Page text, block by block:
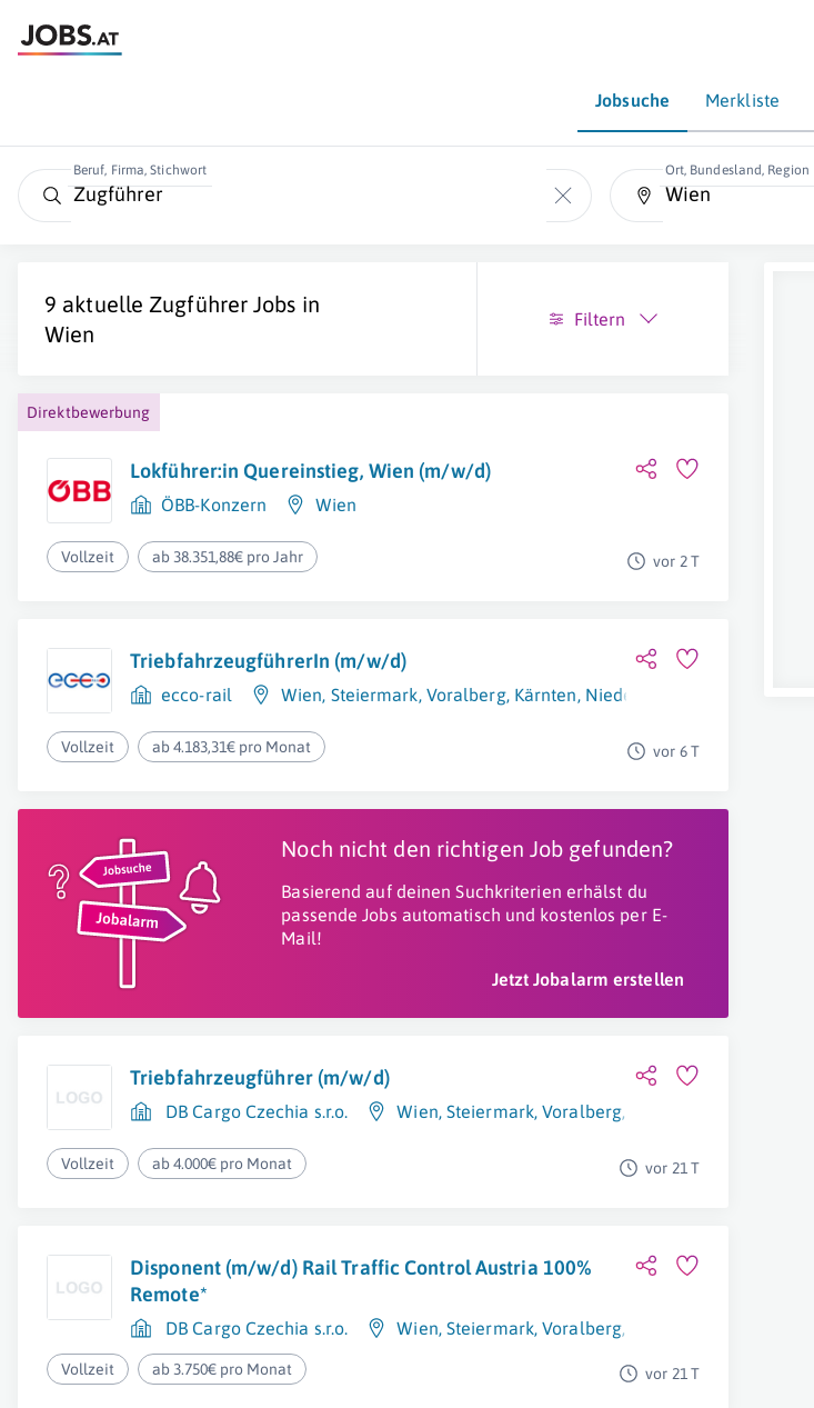
Jobsuche Merkliste
Beruf, Firma, Stichwort Ort, Bundesland, Region
9 aktuelle Zugführer Jobs in
Wien
Filtern
Direktbewerbung
Lokführer:in Quereinstieg, Wien (m/w/d)
ÖBB-Konzern Wien
Vollzeit ab 38.351,88€ pro Jahr vor 2 T
TriebfahrzeugführerIn (m/w/d)
ecco-rail Wien, Steiermark, Voralberg, Kärnten, Niederösterreich
Vollzeit ab 4.183,31€ pro Monat vor 6 T
Noch nicht den richtigen Job gefunden?
Basierend auf deinen Suchkriterien erhälst du
passende Jobs automatisch und kostenlos per E-
Mail!
Jetzt Jobalarm erstellen
Triebfahrzeugführer (m/w/d)
DB Cargo Czechia s.r.o. Wien, Steiermark,Voralberg,
Vollzeit ab 4.000€ pro Monat vor 21 T
Disponent (m/w/d) Rail Traffic Control Austria 100%
Remote*
DB Cargo Czechia s.r.o. Wien, Steiermark,Voralberg,
Vollzeit ab 3.750€ pro Monat vor 21 T